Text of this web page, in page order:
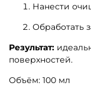
Нанести
Обработать
Результат:
поверхностей.
Объём: 100 мл